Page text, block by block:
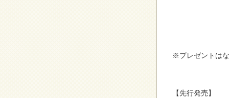
※プレゼントは
【先行発売】